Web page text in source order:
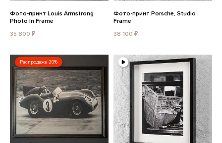
Фото-принт Louis Armstrong
Photo In Frame
35 800 ₽
Фото-принт Porsche, Studio
Frame
38 100 ₽
Распродажа 20%